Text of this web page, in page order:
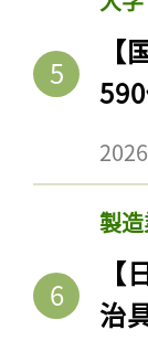
製
治